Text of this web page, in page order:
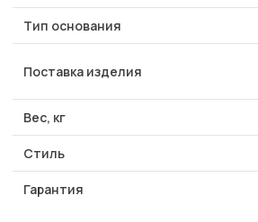
Тип основания
Поставка изделия
Вес, кг
Стиль
Гарантия